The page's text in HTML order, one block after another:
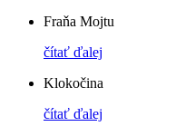
Fraňa Mojtu
čítať ďalej
Klokočina
čítať ďalej